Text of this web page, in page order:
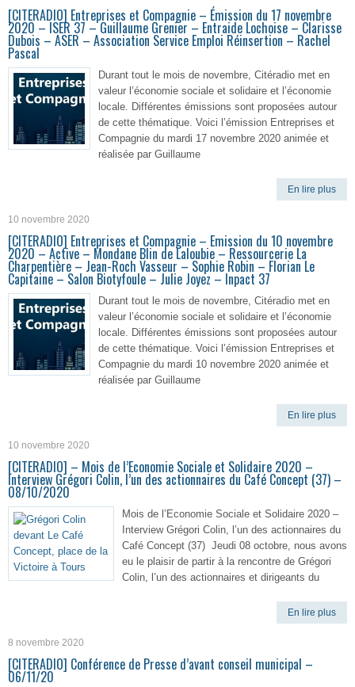
[CITERADIO] Entreprises et Compagnie – Émission du 17 novembre
2020 – ISER 37 – Guillaume Grenier – Entraide Lochoise – Clarisse
Dubois – ASER – Association Service Emploi Réinsertion – Rachel
Pascal
Durant tout le mois de novembre, Citéradio met en
valeur l’économie sociale et solidaire et l’économie
locale. Différentes émissions sont proposées autour
de cette thématique. Voici l’émission Entreprises et
Compagnie du mardi 17 novembre 2020 animée et
réalisée par Guillaume
En lire plus
10 novembre 2020
[CITERADIO] Entreprises et Compagnie – Emission du 10 novembre
2020 – Active – Mondane Blin de Laloubie – Ressourcerie La
Charpentière – Jean-Roch Vasseur – Sophie Robin – Florian Le
Capitaine – Salon Biotyfoule – Julie Joyez – Inpact 37
Durant tout le mois de novembre, Citéradio met en
valeur l’économie sociale et solidaire et l’économie
locale. Différentes émissions sont proposées autour
de cette thématique. Voici l’émission Entreprises et
Compagnie du mardi 10 novembre 2020 animée et
réalisée par Guillaume
En lire plus
10 novembre 2020
[CITERADIO] – Mois de l’Economie Sociale et Solidaire 2020 –
Interview Grégori Colin, l’un des actionnaires du Café Concept (37) –
08/10/2020
Mois de l’Economie Sociale et Solidaire 2020 –
Interview Grégori Colin, l’un des actionnaires du
Café Concept (37) Jeudi 08 octobre, nous avons
eu le plaisir de partir à la rencontre de Grégori
Colin, l’un des actionnaires et dirigeants du
En lire plus
8 novembre 2020
[CITERADIO] Conférence de Presse d’avant conseil municipal –
06/11/20